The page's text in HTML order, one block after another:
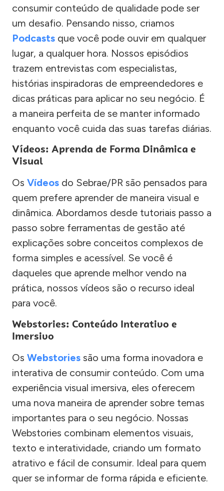
consumir conteúdo de qualidade pode ser
um desafio. Pensando nisso, criamos
Podcasts que você pode ouvir em qualquer
lugar, a qualquer hora. Nossos episódios
trazem entrevistas com especialistas,
histórias inspiradoras de empreendedores e
dicas práticas para aplicar no seu negócio. É
a maneira perfeita de se manter informado
enquanto você cuida das suas tarefas diárias.
Vídeos: Aprenda de Forma Dinâmica e
Visual
Os Vídeos do Sebrae/PR são pensados para
quem prefere aprender de maneira visual e
dinâmica. Abordamos desde tutoriais passo a
passo sobre ferramentas de gestão até
explicações sobre conceitos complexos de
forma simples e acessível. Se você é
daqueles que aprende melhor vendo na
prática, nossos vídeos são o recurso ideal
para você.
Webstories: Conteúdo Interativo e
Imersivo
Os Webstories são uma forma inovadora e
interativa de consumir conteúdo. Com uma
experiência visual imersiva, eles oferecem
uma nova maneira de aprender sobre temas
importantes para o seu negócio. Nossas
Webstories combinam elementos visuais,
texto e interatividade, criando um formato
atrativo e fácil de consumir. Ideal para quem
quer se informar de forma rápida e eficiente.